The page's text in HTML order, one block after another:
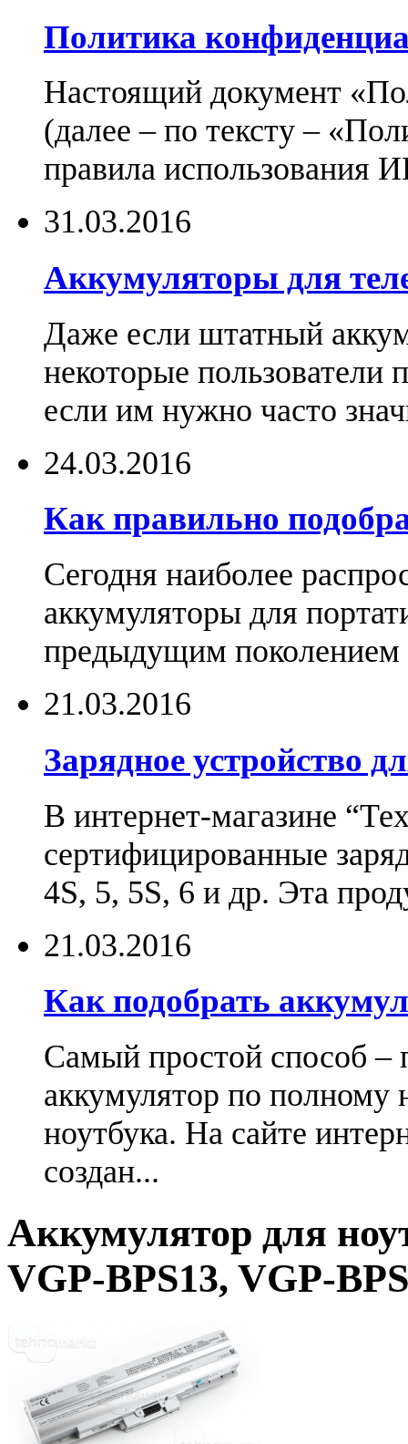
Политика
Настоящий документ
(далее – по тексту –
правила использования
31.03.2016
Аккумуляторы для
Даже если штатный
некоторые пользователи
если им нужно часто
24.03.2016
Как правильно
Сегодня наиболее
аккумуляторы для
предыдущим поколением
21.03.2016
Зарядное устройство
В интернет-магазине
сертифицированные
4S, 5, 5S, 6 и др. Эта
21.03.2016
Как подобрать
Самый простой способ –
аккумулятор по
ноутбука. На сайте
создан...
Аккумулятор для
VGP-BPS13, VGP-